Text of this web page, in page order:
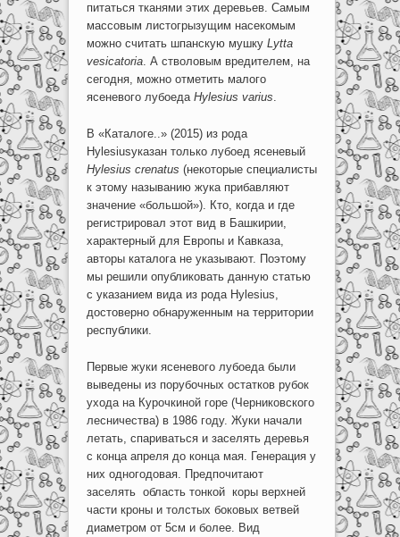
питаться тканями этих деревьев. Самым
массовым листогрызущим насекомым
можно считать шпанскую мушку Lytta
vesicatoria. А стволовым вредителем, на
сегодня, можно отметить малого
ясеневого лубоеда Hylesius varius
В «Каталоге..» (2015) из рода
Hylesiusуказан только лубоед ясеневый
Hylesius crenatus (некоторые специалисты
к этому называнию жука прибавляют
значение «большой»). Кто, когда и где
регистрировал этот вид в Башкирии,
характерный для Европы и Кавказа,
авторы каталога не указывают. Поэтому
мы решили опубликовать данную статью
с указанием вида из рода Hylesius,
достоверно обнаруженным на территории
республики.
Первые жуки ясеневого лубоеда были
выведены из порубочных остатков рубок
ухода на Курочкиной горе (Черниковского
лесничества) в 1986 году. Жуки начали
летать, спариваться и заселять деревья
с конца апреля до конца мая. Генерация у
них одногодовая. Предпочитают
заселять область тонкой коры верхней
части кроны и толстых боковых ветвей
диаметром от 5см и более. Вид